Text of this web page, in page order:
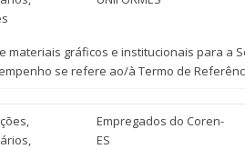
gráficos e institucionais para a
se refere ao/à Termo de
Empregados do Coren-
ES